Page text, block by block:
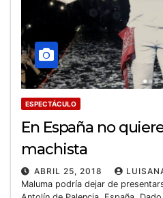
ESPECTÁCULO
En España no
machista
ABRIL 25, 2018
Maluma podría dejar de